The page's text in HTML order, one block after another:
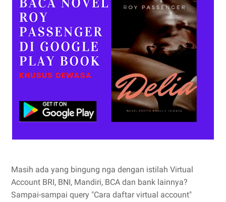
Masih ada yang bingung nga dengan istilah Virtual
Account BRI, BNI, Mandiri, BCA dan bank lainnya?
Sampai-sampai query "Cara daftar virtual account"